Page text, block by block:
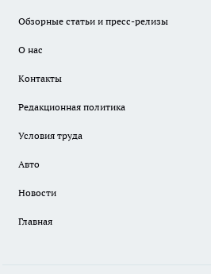
Обзорные статьи и пресс-релизы
О нас
Контакты
Редакционная политика
Условия труда
Авто
Новости
Главная